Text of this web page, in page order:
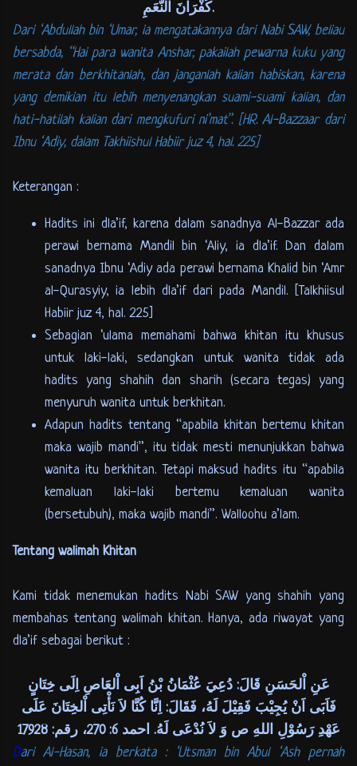
كُفْرَانَ النّعَمِ.
Dari ‘Abdullah bin ‘Umar, ia mengatakannya dari Nabi SAW, beliau
bersabda, “Hai para wanita Anshar, pakailah pewarna kuku yang
merata dan berkhitanlah, dan janganlah kalian habiskan, karena
yang demikian itu lebih menyenangkan suami-suami kalian, dan
hati-hatilah kalian dari mengkufuri ni’mat”. [HR. Al-Bazzaar dari
Ibnu ‘Adiy, dalam Takhiishul Habiir juz 4, hal. 225]
Keterangan :
Hadits ini dla’if, karena dalam sanadnya Al-Bazzar ada
perawi bernama Mandil bin ‘Aliy, ia dla’if. Dan dalam
sanadnya Ibnu ‘Adiy ada perawi bernama Khalid bin ‘Amr
al-Qurasyiy, ia lebih dla’if dari pada Mandil. [Talkhiisul
Habiir juz 4, hal. 225]
Sebagian ‘ulama memahami bahwa khitan itu khusus
untuk laki-laki, sedangkan untuk wanita tidak ada
hadits yang shahih dan sharih (secara tegas) yang
menyuruh wanita untuk berkhitan.
Adapun hadits tentang “apabila khitan bertemu khitan
maka wajib mandi”, itu tidak mesti menunjukkan bahwa
wanita itu berkhitan. Tetapi maksud hadits itu “apabila
kemaluan laki-laki bertemu kemaluan wanita
(bersetubuh), maka wajib mandi”. Walloohu a’lam.
Tentang walimah Khitan
Kami tidak menemukan hadits Nabi SAW yang shahih yang
membahas tentang walimah khitan. Hanya, ada riwayat yang
dla’if sebagai berikut :
عَنِ اْلحَسَنِ قَالَ: دُعِيَ عُثْمَانُ بْنُ اَبِى اْلعَاصِ اِلَى خِتَانٍ
فَاَبَى اَنْ يُجِيْبَ فَقِيْلَ لَهُ، فَقَالَ: اِنَّا كُنَّا لاَ نَأْتِى اْلخِتَانَ عَلَى
عَهْدِ رَسُوْلِ اللهِ ص وَ لاَ نُدْعَى لَهُ. احمد 6: 270، رقم: 17928
Dari Al-Hasan, ia berkata : ‘Utsman bin Abul ‘Ash pernah